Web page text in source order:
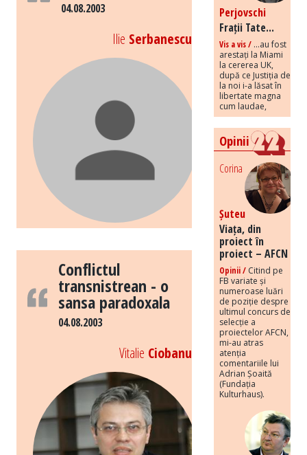
04.08.2003
Ilie Serbanescu
Conflictul
transnistrean - o
sansa paradoxala
04.08.2003
Vitalie Ciobanu
Perjovschi
Frații Tate...
Vis a vis / ...au fost
arestați la Miami
la cererea UK,
după ce Justiția de
la noi i-a lăsat în
libertate magna
cum laudae,
Opinii
Corina
Șuteu
Viața, din
proiect în
proiect – AFCN
Opinii / Citind pe
FB variate și
numeroase luări
de poziție despre
ultimul concurs de
selecție a
proiectelor AFCN,
mi-au atras
atenția
comentariile lui
Adrian Șoaită
(Fundația
Kulturhaus).